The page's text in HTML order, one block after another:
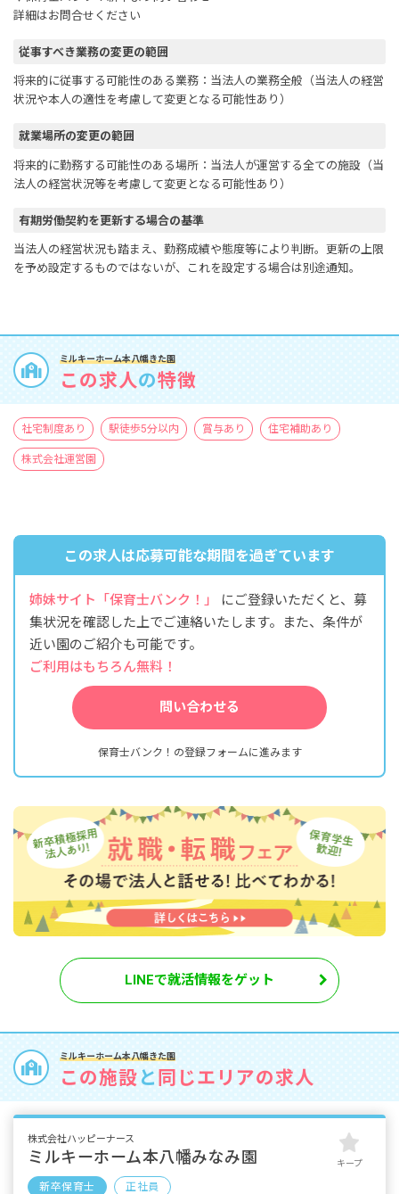
詳細はお問合せください
従事すべき業務の変更の範囲
将来的に従事する可能性のある業務：当法人の業務全般（当法人の経営
状況や本人の適性を考慮して変更となる可能性あり）
就業場所の変更の範囲
将来的に勤務する可能性のある場所：当法人が運営する全ての施設（当
法人の経営状況等を考慮して変更となる可能性あり）
有期労働契約を更新する場合の基準
当法人の経営状況も踏まえ、勤務成績や態度等により判断。更新の上限
を予め設定するものではないが、これを設定する場合は別途通知。
ミルキーホーム本八幡きた園
この求人の特徴
社宅制度あり 駅徒歩5分以内 賞与あり 住宅補助あり
株式会社運営園
この求人は応募可能な期間を過ぎています
姉妹サイト「保育士バンク！」
にご登録いただくと、募
集状況を確認した上でご連絡いたします。また、条件が
近い園のご紹介も可能です。
ご利用はもちろん無料！
問い合わせる
保育士バンク！の登録フォームに進みます
LINEで就活情報をゲット
ミルキーホーム本八幡きた園
この施設 と 同じエリアの求人
株式会社ハッピーナース
ミルキーホーム本八幡みなみ園
新卒保育士 正社員
キープ